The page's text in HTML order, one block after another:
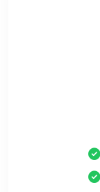
Permettent
mesurer
Meta/
Les e-mails
traçants (Art. 82
pixels 2026 /